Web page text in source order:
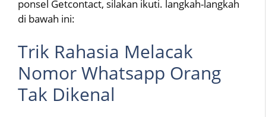
ponsel Getcontact, silakan ikuti. langkah-langkah
di bawah ini:
Trik Rahasia Melacak
Nomor Whatsapp Orang
Tak Dikenal